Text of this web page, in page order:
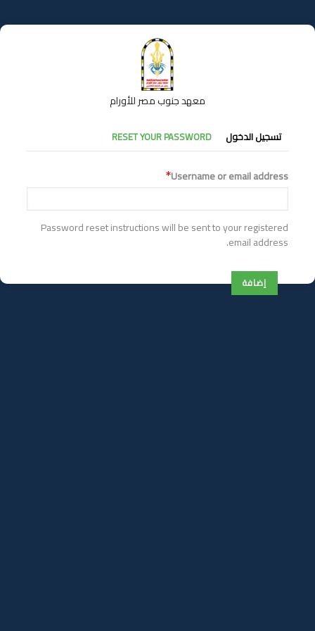
إلى
المحتوى
معهد جنوب مصر للأورام
التبويبات
الأساسية
تسجيل الدخول RESET YOUR PASSWORD
Username or email address
Password reset instructions will be sent to your registered
email address.